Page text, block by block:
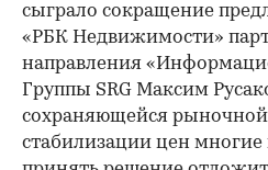
сыграло сокращение
«РБК Недвижимости»
направления
Группы SRG Максим
сохраняющейся
стабилизации цен